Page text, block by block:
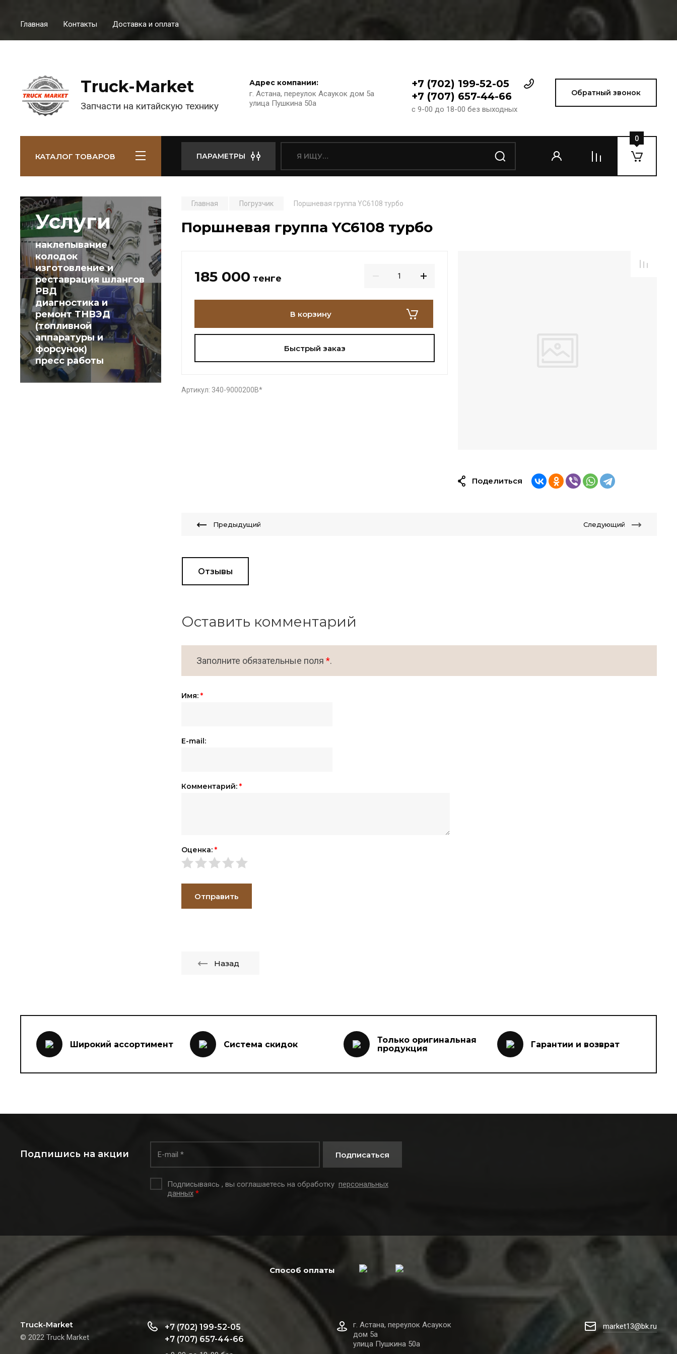
Главная Контакты Доставка и оплата
Truck-Market
Запчасти на китайскую технику
Адрес компании:
г. Астана, переулок Асаукок дом 5а
улица Пушкина 50а
+7 (702) 199-52-05
+7 (707) 657-44-66
с 9-00 до 18-00 без выходных
Обратный звонок
КАТАЛОГ ТОВАРОВ ПАРАМЕТРЫ
0
Услуги
наклепывание
колодок
изготовление и
реставрация шлангов
РВД
диагностика и
ремонт ТНВЭД
(топливной
аппаратуры и
форсунок)
пресс работы
Главная Погрузчик Поршневая группа YC6108 турбо
Поршневая группа YC6108 турбо
185 000 тенге
В корзину
Быстрый заказ
Артикул: 340-9000200B*
Поделиться
Предыдущий Следующий
Отзывы
Оставить комментарий
Заполните обязательные поля *.
Имя: *
E-mail:
Комментарий: *
Оценка: *
Отправить
Назад
Широкий ассортимент Система скидок
Только оригинальная
продукция
Гарантии и возврат
Подпишись на акции
Подписываясь , вы соглашаетесь на обработку персональных
данных *
Подписаться
Способ оплаты
Truck-Market
© 2022 Truck Market
+7 (702) 199-52-05
+7 (707) 657-44-66
г. Астана, переулок Асаукок
дом 5а
улица Пушкина 50а
market13@bk.ru